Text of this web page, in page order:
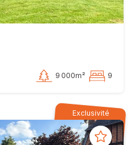
9 000m² 9
Exclusivité